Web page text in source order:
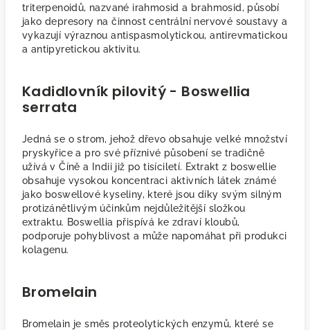
triterpenoidů, nazvané irahmosid a brahmosid, působí
jako depresory na činnost centrální nervové soustavy a
vykazují výraznou antispasmolytickou, antirevmatickou
a antipyretickou aktivitu.
Kadidlovník pilovitý - Boswellia
serrata
Jedná se o strom, jehož dřevo obsahuje velké množství
pryskyřice a pro své příznivé působení se tradičně
užívá v Číně a Indii již po tisíciletí. Extrakt z boswellie
obsahuje vysokou koncentraci aktivních látek známé
jako boswellové kyseliny, které jsou díky svým silným
protizánětlivým účinkům nejdůležitější složkou
extraktu. Boswellia přispívá ke zdraví kloubů,
podporuje pohyblivost a může napomáhat při produkci
kolagenu.
Bromelain
Bromelain je směs proteolytických enzymů, které se